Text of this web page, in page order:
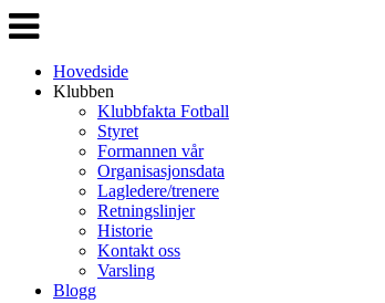
Veksle
navigasjon
Hovedside
Klubben
Klubbfakta Fotball
Styret
Formannen vår
Organisasjonsdata
Lagledere/trenere
Retningslinjer
Historie
Kontakt oss
Varsling
Blogg